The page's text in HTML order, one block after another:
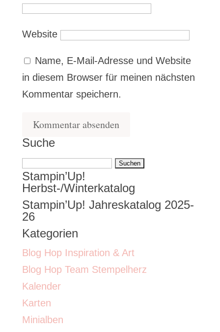
Website
Name, E-Mail-Adresse und Website
in diesem Browser für meinen nächsten
Kommentar speichern.
Suche
Suchen
nach:
Stampin’Up!
Herbst-/Winterkatalog
Stampin’Up! Jahreskatalog 2025-
26
Kategorien
Blog Hop Inspiration & Art
Blog Hop Team Stempelherz
Kalender
Karten
Minialben